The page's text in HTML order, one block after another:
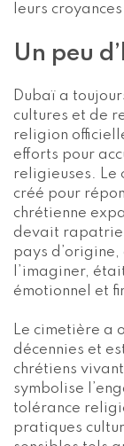
leurs
Un peu
Dubaï a
cultures et de
religion
efforts pour
religieuses. Le
créé pour
chrétienne
devait
pays d’origine,
l’imaginer,
émotionnel et
Le cimetière a
décennies et
chrétiens
symbolise
tolérance
pratiques